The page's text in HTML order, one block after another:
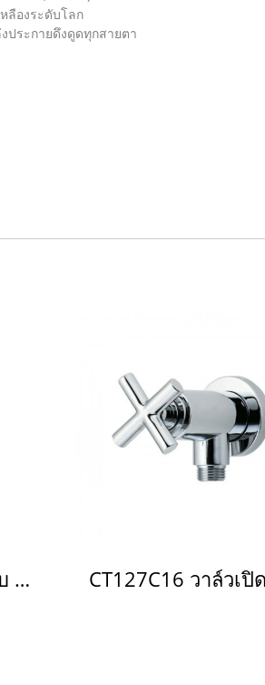
ลืองระดับโลก
ประกายดึงดูดทุกสายตา
Z929 ไส้กรองสำหรับ ZH031V